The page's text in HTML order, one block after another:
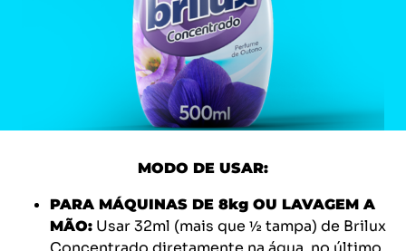
MODO DE USAR:
PARA MÁQUINAS DE 8kg OU LAVAGEM A
MÃO: Usar 32ml (mais que ½ tampa) de Brilux